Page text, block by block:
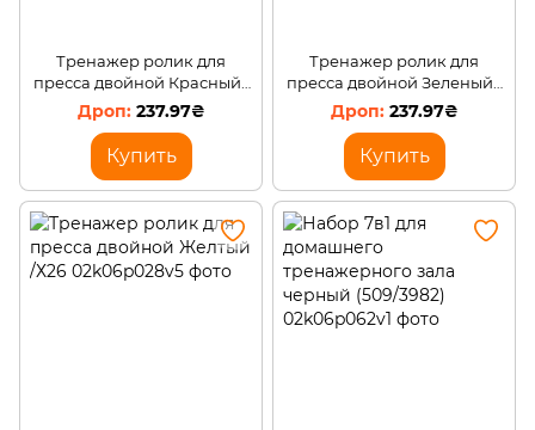
Тренажер ролик для
пресса двойной Красный /
Х26
237.97₴
Купить
Тренажер ролик для
пресса двойной Зеленый /
Х26
237.97₴
Купить